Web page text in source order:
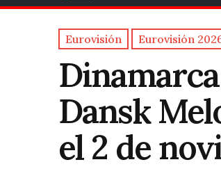
Eurovisión Eurovisión
Dansk
el 2 de